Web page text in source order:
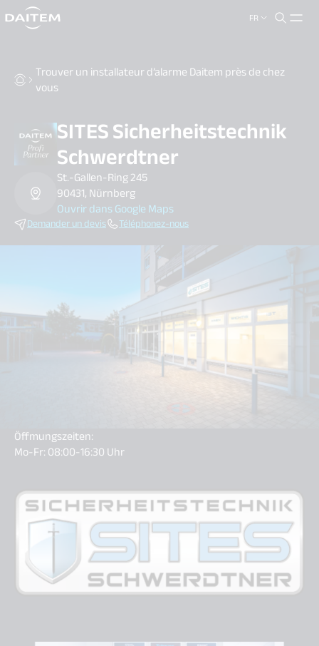
FR
search.label
Trouver un installateur d’alarme Daitem près de chez
vous
SITES Sicherheitstechnik
Schwerdtner
St.-Gallen-Ring 245
90431, Nürnberg
Ouvrir dans Google Maps
Demander un devis Téléphonez-nous
Öffmungszeiten:
Mo-Fr: 08:00-16:30 Uhr